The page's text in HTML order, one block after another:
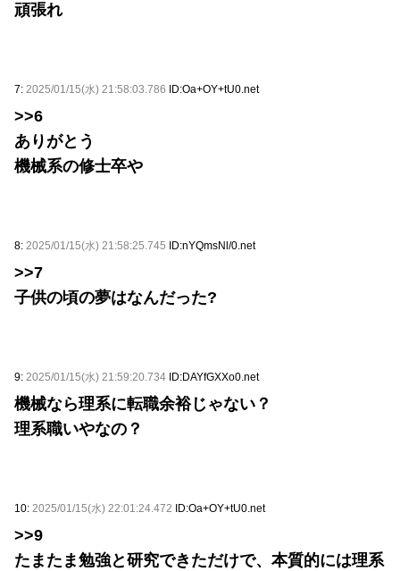
頑張れ
7: 2025/01/15(水) 21:58:03.786 ID:Oa+OY+tU0.net
>>6
ありがとう
機械系の修士卒や
8: 2025/01/15(水) 21:58:25.745 ID:nYQmsNl/0.net
>>7
子供の頃の夢はなんだった?
9: 2025/01/15(水) 21:59:20.734 ID:DAYfGXXo0.net
機械なら理系に転職余裕じゃない？
理系職いやなの？
10: 2025/01/15(水) 22:01:24.472 ID:Oa+OY+tU0.net
>>9
たまたま勉強と研究できただけで、本質的には理系